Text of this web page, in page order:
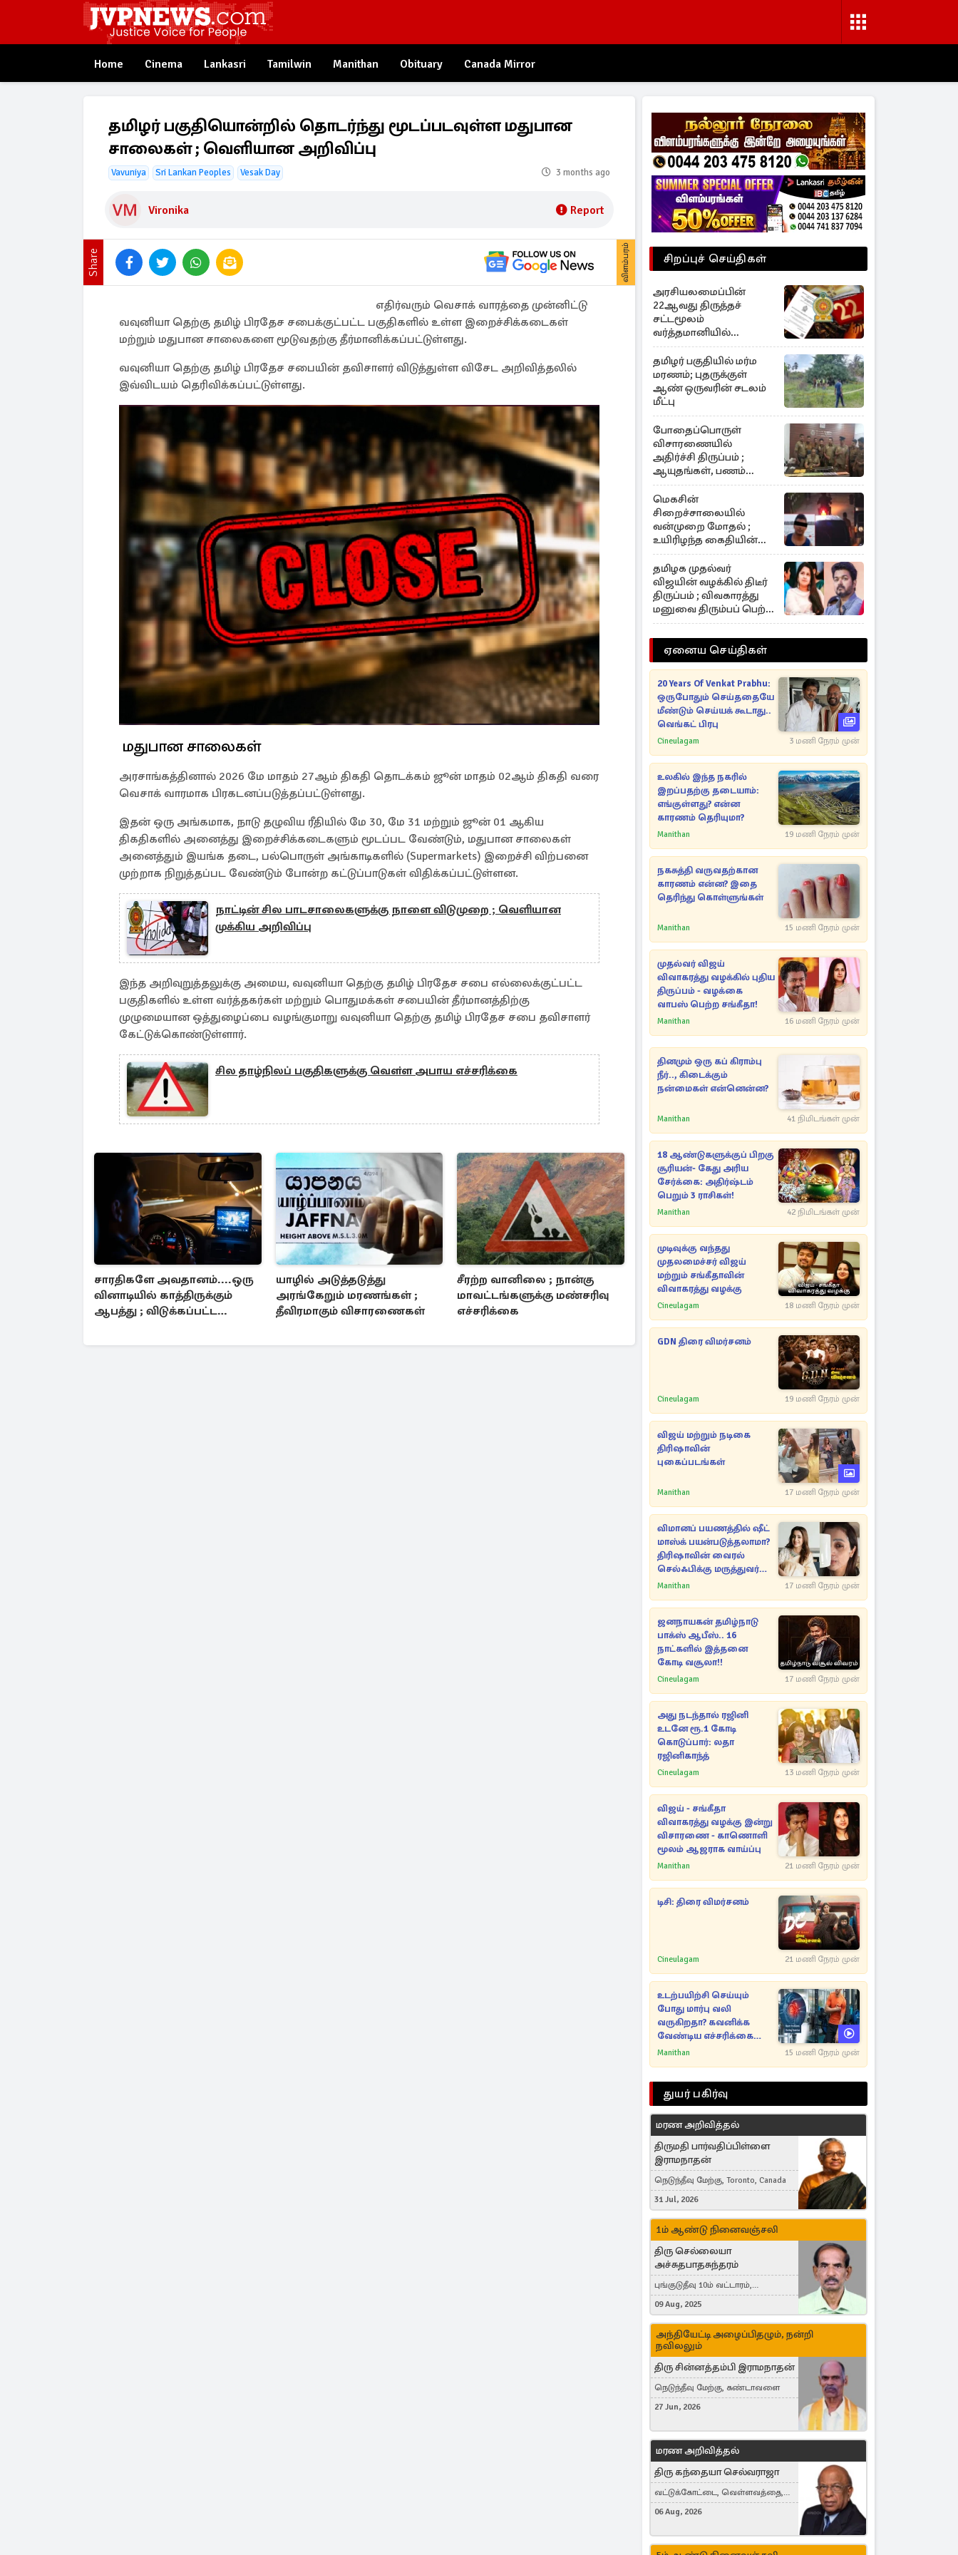
Home Cinema Lankasri Tamilwin Manithan Obituary Canada Mirror
தமிழர் பகுதியொன்றில் தொடர்ந்து மூடப்படவுள்ள மதுபான
சாலைகள் ; வெளியான அறிவிப்பு
Vavuniya Sri Lankan Peoples Vesak Day 3 months ago
Vironika Report
Share விளம்பரம்
எதிர்வரும் வெசாக் வாரத்தை முன்னிட்டு
வவுனியா தெற்கு தமிழ் பிரதேச சபைக்குட்பட்ட பகுதிகளில் உள்ள இறைச்சிக்கடைகள்
மற்றும் மதுபான சாலைகளை மூடுவதற்கு தீர்மானிக்கப்பட்டுள்ளது.
வவுனியா தெற்கு தமிழ் பிரதேச சபையின் தவிசாளர் விடுத்துள்ள விசேட அறிவித்தலில்
இவ்விடயம் தெரிவிக்கப்பட்டுள்ளது.
மதுபான சாலைகள்
அரசாங்கத்தினால் 2026 மே மாதம் 27ஆம் திகதி தொடக்கம் ஜூன் மாதம் 02ஆம் திகதி வரை
வெசாக் வாரமாக பிரகடனப்படுத்தப்பட்டுள்ளது.
இதன் ஒரு அங்கமாக, நாடு தழுவிய ரீதியில் மே 30, மே 31 மற்றும் ஜூன் 01 ஆகிய
திகதிகளில் அனைத்து இறைச்சிக்கடைகளும் மூடப்பட வேண்டும், மதுபான சாலைகள்
அனைத்தும் இயங்க தடை, பல்பொருள் அங்காடிகளில் (Supermarkets) இறைச்சி விற்பனை
முற்றாக நிறுத்தப்பட வேண்டும் போன்ற கட்டுப்பாடுகள் விதிக்கப்பட்டுள்ளன.
நாட்டின் சில பாடசாலைகளுக்கு நாளை விடுமுறை ; வெளியான
முக்கிய அறிவிப்பு
இந்த அறிவுறுத்தலுக்கு அமைய, வவுனியா தெற்கு தமிழ் பிரதேச சபை எல்லைக்குட்பட்ட
பகுதிகளில் உள்ள வர்த்தகர்கள் மற்றும் பொதுமக்கள் சபையின் தீர்மானத்திற்கு
முழுமையான ஒத்துழைப்பை வழங்குமாறு வவுனியா தெற்கு தமிழ் பிரதேச சபை தவிசாளர்
கேட்டுக்கொண்டுள்ளார்.
சில தாழ்நிலப் பகுதிகளுக்கு வௌ்ள அபாய எச்சரிக்கை
சாரதிகளே அவதானம்....ஒரு
வினாடியில் காத்திருக்கும்
ஆபத்து ; விடுக்கப்பட்ட
யாழில் அடுத்தடுத்து
அரங்கேறும் மரணங்கள் ;
தீவிரமாகும் விசாரணைகள்
சீரற்ற வானிலை ; நான்கு
மாவட்டங்களுக்கு மண்சரிவு
எச்சரிக்கை
சிறப்புச் செய்திகள்
அரசியலமைப்பின்
22ஆவது திருத்தச்
சட்டமூலம்
வர்த்தமானியில்
வெளியீடு
தமிழர் பகுதியில் மர்ம
மரணம்; புதருக்குள்
ஆண் ஒருவரின் சடலம்
மீட்பு
போதைப்பொருள்
விசாரணையில்
அதிர்ச்சி திருப்பம் ;
ஆயுதங்கள், பணம்
கைப்பற்றல்
மெகசின்
சிறைச்சாலையில்
வன்முறை மோதல் ;
உயிரிழந்த கைதியின்
பின்னணி
தமிழக முதல்வர்
விஜயின் வழக்கில் திடீர்
திருப்பம் ; விவகாரத்து
மனுவை திரும்பப் பெற்ற
சங்கீதா
ஏனைய செய்திகள்
20 Years Of Venkat Prabhu:
ஒருபோதும் செய்ததையே
மீண்டும் செய்யக் கூடாது..
வெங்கட் பிரபு
Cineulagam 3 மணி நேரம் முன்
உலகில் இந்த நகரில்
இறப்பதற்கு தடையாம்:
எங்குள்ளது? என்ன
காரணம் தெரியுமா?
Manithan 19 மணி நேரம் முன்
நகசுத்தி வருவதற்கான
காரணம் என்ன? இதை
தெரிந்து கொள்ளுங்கள்
Manithan 15 மணி நேரம் முன்
முதல்வர் விஜய்
விவாகரத்து வழக்கில் புதிய
திருப்பம் - வழக்கை
வாபஸ் பெற்ற சங்கீதா!
Manithan 16 மணி நேரம் முன்
தினமும் ஒரு கப் கிராம்பு
நீர்.., கிடைக்கும்
நன்மைகள் என்னென்ன?
Manithan 41 நிமிடங்கள் முன்
18 ஆண்டுகளுக்குப் பிறகு
சூரியன்- கேது அரிய
சேர்க்கை: அதிர்ஷ்டம்
பெறும் 3 ராசிகள்!
Manithan 42 நிமிடங்கள் முன்
முடிவுக்கு வந்தது
முதலமைச்சர் விஜய்
மற்றும் சங்கீதாவின்
விவாகரத்து வழக்கு
Cineulagam 18 மணி நேரம் முன்
GDN திரை விமர்சனம்
Cineulagam 19 மணி நேரம் முன்
விஜய் மற்றும் நடிகை
திரிஷாவின்
புகைப்படங்கள்
Manithan 17 மணி நேரம் முன்
விமானப் பயணத்தில் ஷீட்
மாஸ்க் பயன்படுத்தலாமா?
திரிஷாவின் வைரல்
செல்ஃபிக்கு மருத்துவர்
விளக்கம்
Manithan 17 மணி நேரம் முன்
ஜனநாயகன் தமிழ்நாடு
பாக்ஸ் ஆபீஸ்.. 16
நாட்களில் இத்தனை
கோடி வசூலா!!
Cineulagam 17 மணி நேரம் முன்
அது நடந்தால் ரஜினி
உடனே ரூ.1 கோடி
கொடுப்பார்: லதா
ரஜினிகாந்த்
Cineulagam 13 மணி நேரம் முன்
விஜய் - சங்கீதா
விவாகரத்து வழக்கு இன்று
விசாரணை - காணொளி
மூலம் ஆஜராக வாய்ப்பு
Manithan 21 மணி நேரம் முன்
டிசி: திரை விமர்சனம்
Cineulagam 21 மணி நேரம் முன்
உடற்பயிற்சி செய்யும்
போது மார்பு வலி
வருகிறதா? கவனிக்க
வேண்டிய எச்சரிக்கை
அறிகுறிகள்
Manithan 15 மணி நேரம் முன்
துயர் பகிர்வு
மரண அறிவித்தல்
திருமதி பார்வதிப்பிள்ளை
இராமநாதன்
நெடுந்தீவு மேற்கு, Toronto, Canada
31 Jul, 2026
1ம் ஆண்டு நினைவஞ்சலி
திரு செல்லையா
அச்சுதபாதசுந்தரம்
புங்குடுதீவு 10ம் வட்டாரம்,
கொள்ளுப்பிட்டி
09 Aug, 2025
அந்தியேட்டி அழைப்பிதழும், நன்றி
நவிலலும்
திரு சின்னத்தம்பி இராமநாதன்
நெடுந்தீவு மேற்கு, கண்டாவளை
27 Jun, 2026
மரண அறிவித்தல்
திரு கந்தையா செல்வராஜா
வட்டுக்கோட்டை, வெள்ளவத்தை,
Toronto, Canada
06 Aug, 2026